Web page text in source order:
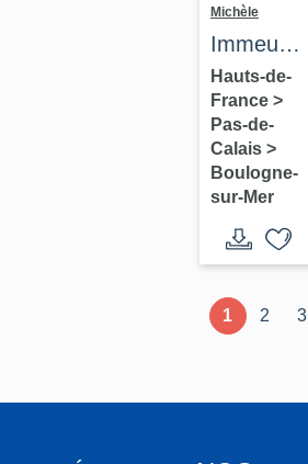
Michèle
Immeuble
à
logements
(immeuble
d'angle
de voies)
Hauts-de-
France >
Pas-de-
Calais >
Boulogne-
sur-Mer
1 2 3